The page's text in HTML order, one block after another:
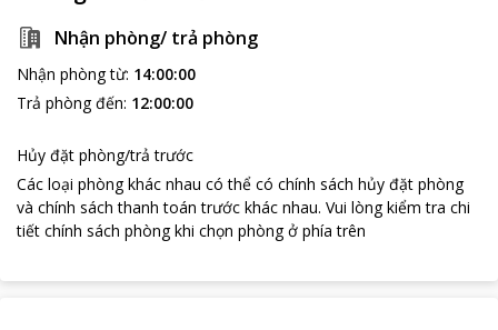
Nhận phòng/ trả phòng
Nhận phòng từ: 14:00:00
Trả phòng đến: 12:00:00
Hủy đặt phòng/trả trước
Các loại phòng khác nhau có thể có chính sách hủy đặt phòng
và chính sách thanh toán trước khác nhau. Vui lòng kiểm tra chi
tiết chính sách phòng khi chọn phòng ở phía trên